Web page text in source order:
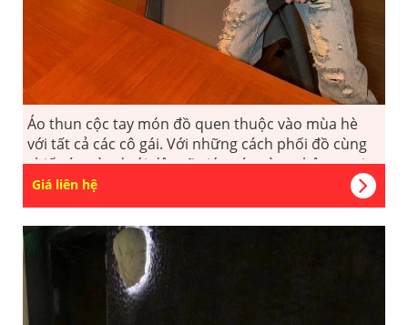
Áo thun cộc tay món đồ quen thuộc vào mùa hè
với tất cả các cô gái. Với những cách phối đồ cùng
chiếc áo này dưới đây sẽ giúp các nàng thêm tự tin,
năng động đón hè.
Giá liên hệ